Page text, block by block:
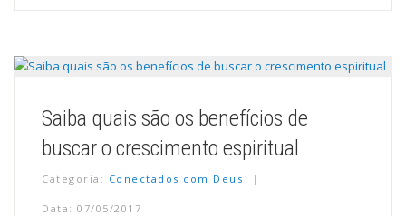
Saiba quais são os benefícios de
buscar o crescimento espiritual
Categoria: Conectados com Deus
Data: 07/05/2017